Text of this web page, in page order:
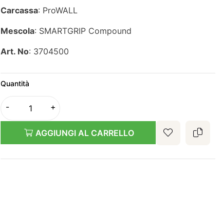
Carcassa: ProWALL
Mescola: SMARTGRIP Compound
Art. No: 3704500
Quantità
AGGIUNGI AL CARRELLO